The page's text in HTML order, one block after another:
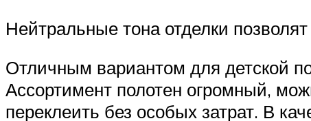
Нейтральные тона отделки
Отличным вариантом для детской
Ассортимент полотен огромный,
переклеить без особых затрат. В